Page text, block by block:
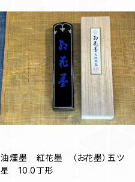
油煙墨 紅花墨 （お花墨）五ツ
星 10.0丁形